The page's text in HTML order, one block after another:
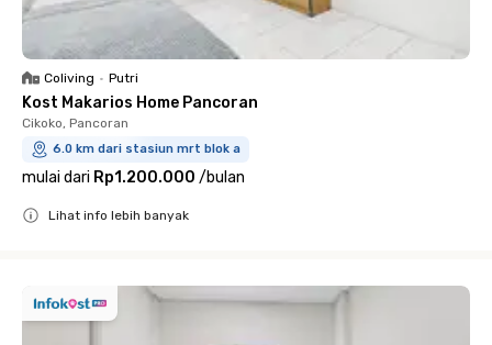
Coliving • Putri
Kost Makarios Home Pancoran
Cikoko, Pancoran
6.0 km dari stasiun mrt blok a
mulai dari Rp1.200.000 /bulan
Lihat info lebih banyak